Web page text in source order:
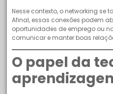
Nesse contexto, o networking se
Afinal, essas conexões podem
oportunidades de emprego ou
comunicar e manter boas
O papel da